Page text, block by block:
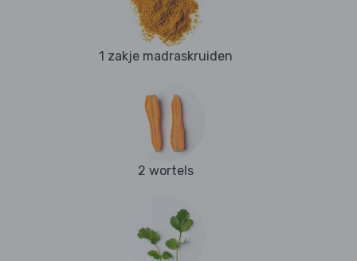
1 zakje madraskruiden
2 wortels